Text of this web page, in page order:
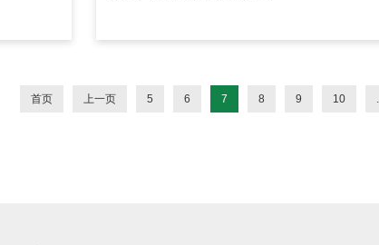
首页 上一页 5 6 7 8 9 10